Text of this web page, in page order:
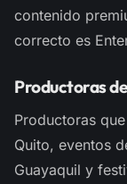
contenido
correcto es
Productoras
Productoras
Quito, eventos
Guayaquil y